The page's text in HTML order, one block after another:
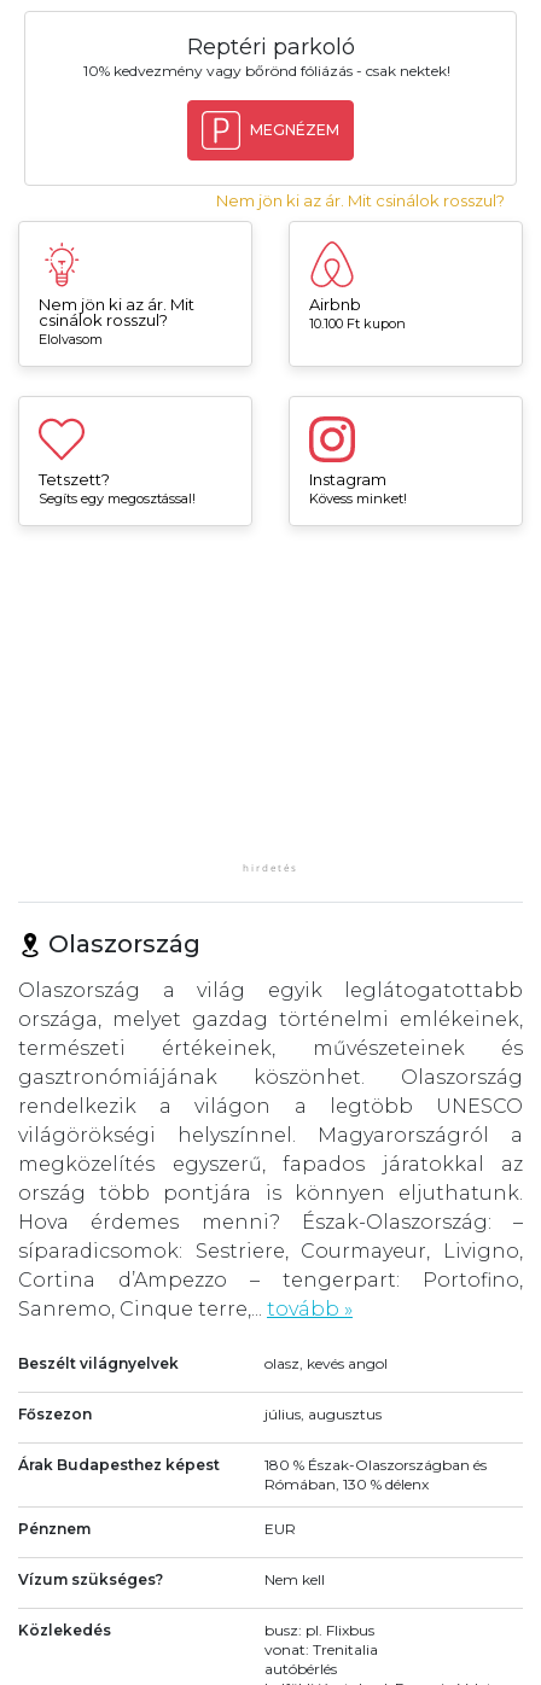
Reptéri parkoló
10% kedvezmény vagy bőrönd fóliázás - csak nektek!
MEGNÉZEM
Nem jön ki az ár. Mit csinálok rosszul?
Nem jön ki az ár. Mit
csinálok rosszul?
Elolvasom
Airbnb
10.100 Ft kupon
Tetszett?
Segíts egy megosztással!
Instagram
Kövess minket!
Olaszország
Olaszország a világ egyik leglátogatottabb
országa, melyet gazdag történelmi emlékeinek,
természeti értékeinek, művészeteinek és
gasztronómiájának köszönhet. Olaszország
rendelkezik a világon a legtöbb UNESCO
világörökségi helyszínnel. Magyarországról a
megközelítés egyszerű, fapados járatokkal az
ország több pontjára is könnyen eljuthatunk.
Hova érdemes menni? Észak-Olaszország: –
síparadicsomok: Sestriere, Courmayeur, Livigno,
Cortina d’Ampezzo – tengerpart: Portofino,
Sanremo, Cinque terre,... tovább »
Beszélt világnyelvek olasz, kevés angol
Főszezon július, augusztus
Árak Budapesthez képest
180 % Észak-Olaszországban és
Rómában, 130 % délenx
Pénznem EUR
Vízum szükséges? Nem kell
Közlekedés
busz: pl. Flixbus
vonat: Trenitalia
autóbérlés